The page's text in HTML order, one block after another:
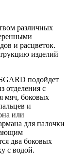
различных
и расцветок.
изделий
подойдет
отделения с
мяч, боковых
и
или
для палочки
два боковых
с водой.